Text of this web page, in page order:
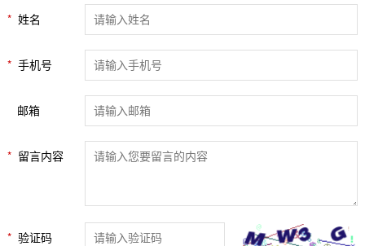
* 姓名
* 手机号
邮箱
* 留言内容
* 验证码